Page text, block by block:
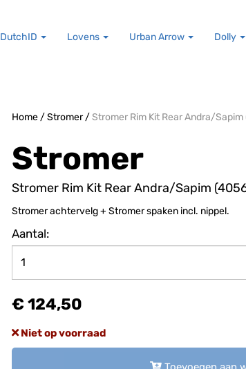
DutchID Lovens Urban Arrow Dolly
Home/Stromer/Stromer Rim Kit Rear Andra/
Stromer
Stromer Rim Kit Rear Andra/Sapim
Stromer achtervelg + Stromer spaken incl. nippel.
Aantal:
€ 124,50
Niet op voorraad